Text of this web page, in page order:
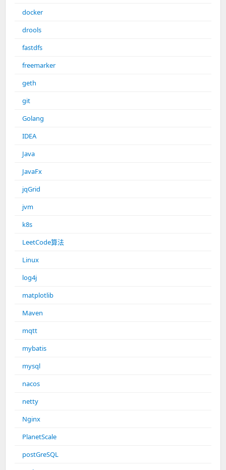
docker
drools
fastdfs
freemarker
geth
git
Golang
IDEA
Java
JavaFx
jqGrid
jvm
k8s
LeetCode算法
Linux
log4j
matplotlib
Maven
mqtt
mybatis
mysql
nacos
netty
Nginx
PlanetScale
postGreSQL